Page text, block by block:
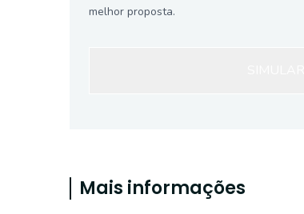
melhor proposta.
Mais informações